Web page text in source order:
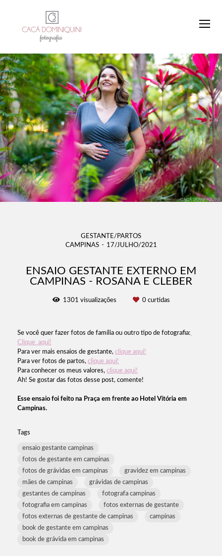
GESTANTE/PARTOS
CAMPINAS
17/JULHO/2021
ENSAIO GESTANTE EXTERNO EM
CAMPINAS - ROSANA E CLEBER
1301 visualizações 0curtidas
Se você quer fazer fotos de família ou outro tipo de fotografia:
Clique aqui!
Para ver mais ensaios de gestante, clique aqui!
Para ver fotos de partos, clique aqui!
Para conhecer os meus valores, clique aqui!
Ah! Se gostar das fotos desse post, comente!
Esse ensaio foi feito na Praça em frente ao Hotel Vitória em
Campinas.
Tags
ensaio gestante campinas
fotos de gestante em campinas
fotos de grávidas em campinas
gravidez em campinas
mães de campinas
grávidas de campinas
gestantes de campinas
fotografa campinas
fotografia em campinas
fotos externas de gestante
fotos externas de gestante de campinas
campinas
book de gestante em campinas
book de grávida em campinas